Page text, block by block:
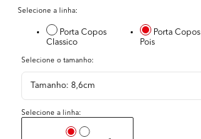
Selecione a linha:
Porta Copos
Classico
Porta Copos
Pois
Selecione a linha:
Selecione o tamanho: